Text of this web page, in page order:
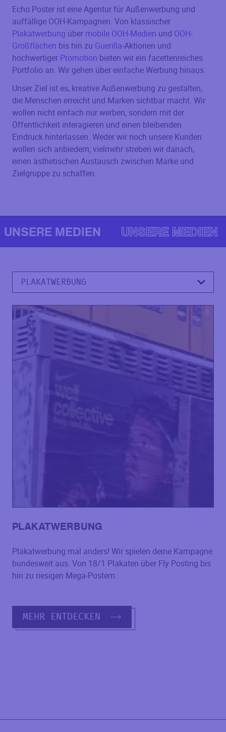
Echo Poster ist eine Agentur für Außenwerbung und
auffällige OOH-Kampagnen. Von klassischer
Plakatwerbung über mobile OOH-Medien und OOH-
Großflächen bis hin zu Guerilla-Aktionen und
hochwertiger Promotion bieten wir ein facettenreiches
Portfolio an. Wir gehen über einfache Werbung hinaus.
Unser Ziel ist es, kreative Außenwerbung zu gestalten,
die Menschen erreicht und Marken sichtbar macht. Wir
wollen nicht einfach nur werben, sondern mit der
Öffentlichkeit interagieren und einen bleibenden
Eindruck hinterlassen. Weder wir noch unsere Kunden
wollen sich anbiedern; vielmehr streben wir danach,
einen ästhetischen Austausch zwischen Marke und
Zielgruppe zu schaffen.
UNSERE MEDIEN UNSERE MEDIEN
PLAKATWERBUNG
PLAKATWERBUNG
Plakatwerbung mal anders! Wir spielen deine Kampagne
bundesweit aus. Von 18/1 Plakaten über Fly Posting bis
hin zu riesigen Mega-Postern.
MEHR ENTDECKEN